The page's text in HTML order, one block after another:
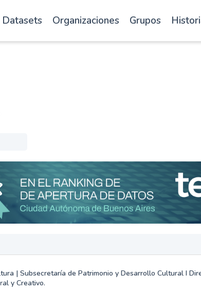
Datasets Organizaciones Grupos
| Subsecretaría de Patrimonio y Desarrollo Cultural I
y Creativo.